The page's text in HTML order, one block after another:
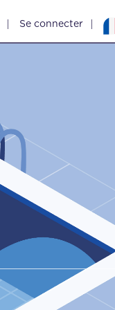
Se connecter